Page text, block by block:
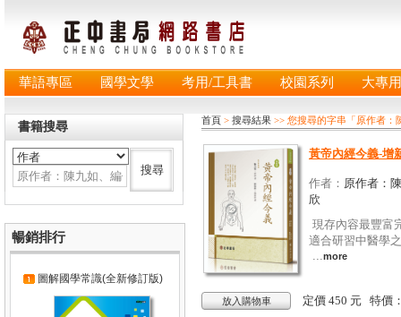
華語專區 國學文學 考用/工具書 校園系列 大專
首頁 > 搜尋結果 >> 您搜尋的字串「原作者：
黃帝內經今義-增
作者： 原作者：
欣
現存內容最豐富
適合研習中醫學
...more
放入購物車 定價 450 元 特價
書籍搜尋
暢銷排行
圖解國學常識(全新修訂版)